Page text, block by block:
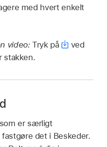
med hvert enkelt
video:Tryk på
ved
stakken.
er særligt
det i Beskeder.